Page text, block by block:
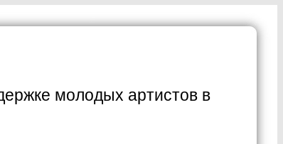
молодых артистов в